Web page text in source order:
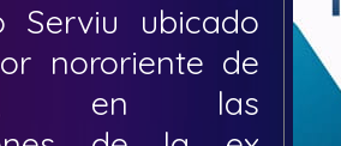
Serviu ubicado
nororiente de
en las